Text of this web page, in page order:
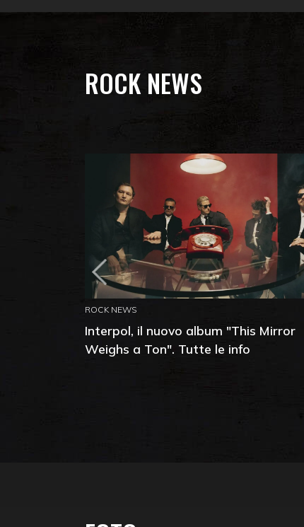
ROCK NEWS
ROCK NEWS
Interpol, il nuovo album "This Mirror
Weighs a Ton". Tutte le info